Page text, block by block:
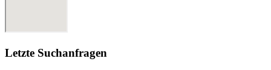
Letzte Suchanfragen